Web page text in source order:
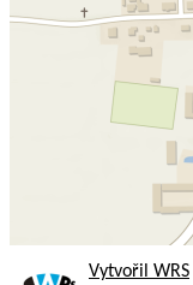
Vytvořil WRS